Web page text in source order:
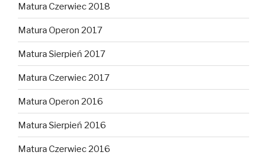
Matura Czerwiec 2018
Matura Operon 2017
Matura Sierpień 2017
Matura Czerwiec 2017
Matura Operon 2016
Matura Sierpień 2016
Matura Czerwiec 2016